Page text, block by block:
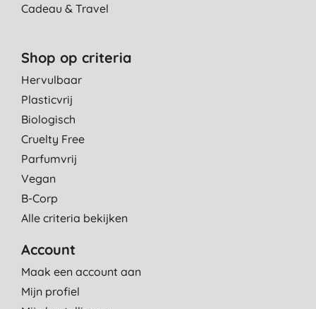
Cadeau & Travel
Shop op criteria
Hervulbaar
Plasticvrij
Biologisch
Cruelty Free
Parfumvrij
Vegan
B-Corp
Alle criteria bekijken
Account
Maak een account aan
Mijn profiel